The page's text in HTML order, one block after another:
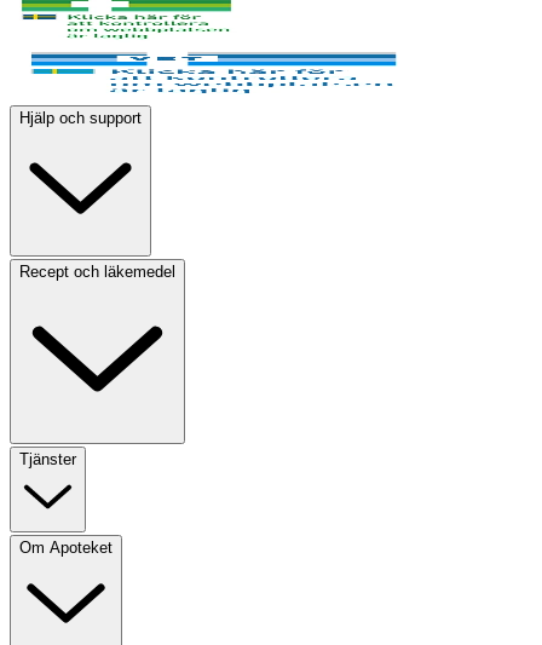
Hjälp och support
Recept och läkemedel
Tjänster
Om Apoteket